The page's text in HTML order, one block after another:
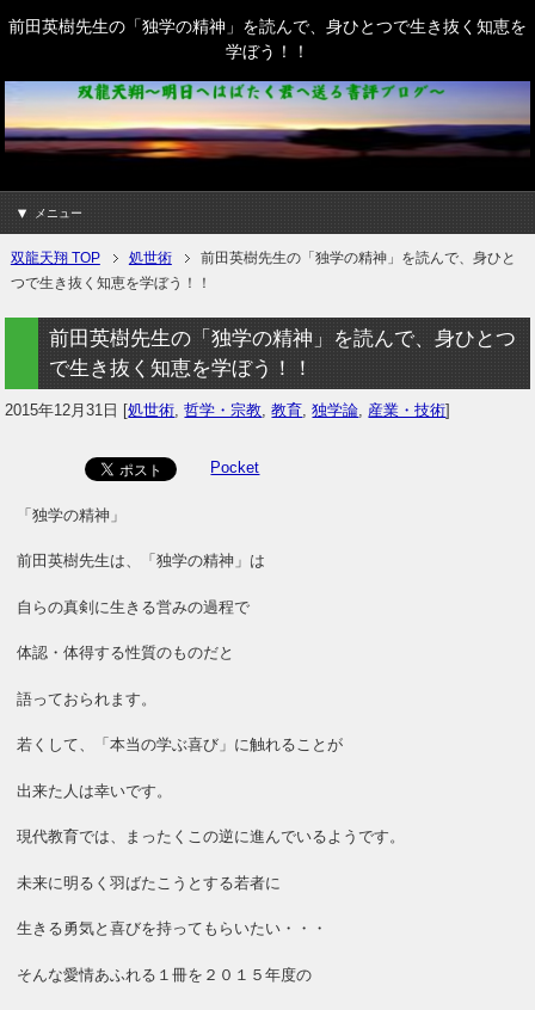
前田英樹先生の「独学の精神」を読んで、身ひとつで生き抜く知恵を
学ぼう！！
メニュー
双龍天翔 TOP 処世術
前田英樹先生の「独学の精神」を読んで、身ひと
つで生き抜く知恵を学ぼう！！
前田英樹先生の「独学の精神」を読んで、身ひとつ
で生き抜く知恵を学ぼう！！
2015年12月31日 [処世術,哲学・宗教,教育,独学論, 産業・技術]
Pocket
「独学の精神」
前田英樹先生は、「独学の精神」は
自らの真剣に生きる営みの過程で
体認・体得する性質のものだと
語っておられます。
若くして、「本当の学ぶ喜び」に触れることが
出来た人は幸いです。
現代教育では、まったくこの逆に進んでいるようです。
未来に明るく羽ばたこうとする若者に
生きる勇気と喜びを持ってもらいたい・・・
そんな愛情あふれる１冊を２０１５年度の